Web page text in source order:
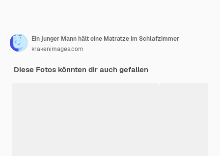
Ein junger Mann hält eine Matratze im Schlafzimmer
krakenimages.com
Diese Fotos könnten dir auch gefallen